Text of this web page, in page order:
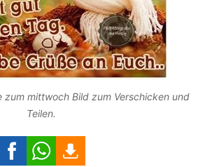
zum mittwoch Bild zum Verschicken und
Teilen.